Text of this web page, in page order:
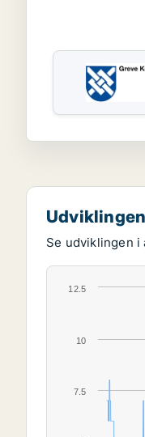
Se udviklingen i
10
7.5
12.5